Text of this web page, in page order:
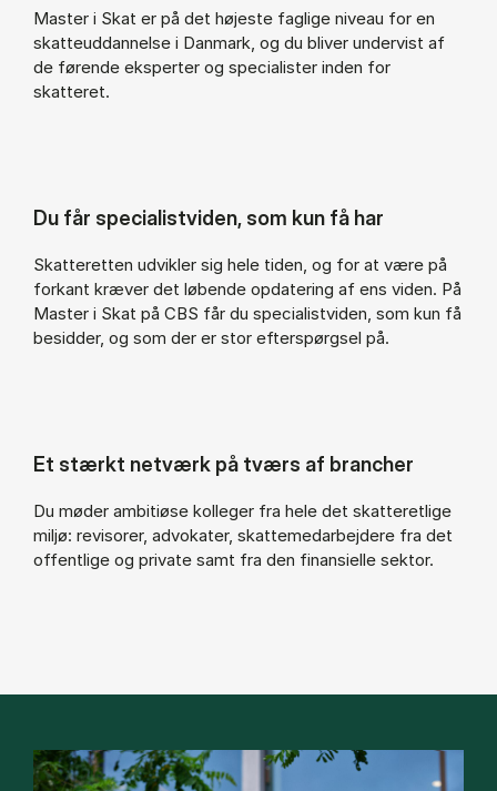
Master i Skat er på det højeste faglige niveau for en
skatteuddannelse i Danmark, og du bliver undervist af
de førende eksperter og specialister inden for
skatteret.
Du får specialistviden, som kun få har
Skatteretten udvikler sig hele tiden, og for at være på
forkant kræver det løbende opdatering af ens viden. På
Master i Skat på CBS får du specialistviden, som kun få
besidder, og som der er stor efterspørgsel på.
Et stærkt netværk på tværs af brancher
Du møder ambitiøse kolleger fra hele det skatteretlige
miljø: revisorer, advokater, skattemedarbejdere fra det
offentlige og private samt fra den finansielle sektor.